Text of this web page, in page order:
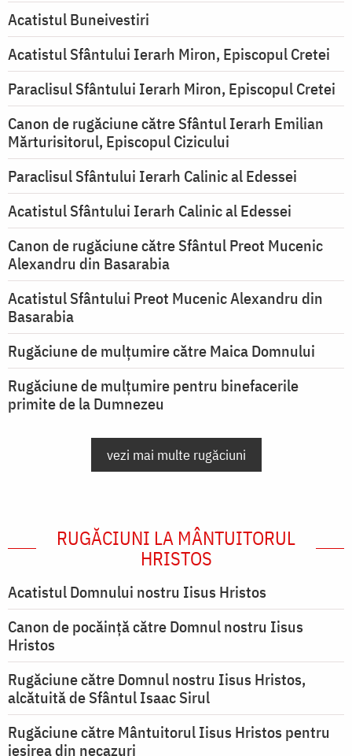
Acatistul Buneivestiri
Acatistul Sfântului Ierarh Miron, Episcopul Cretei
Paraclisul Sfântului Ierarh Miron, Episcopul Cretei
Canon de rugăciune către Sfântul Ierarh Emilian
Mărturisitorul, Episcopul Cizicului
Paraclisul Sfântului Ierarh Calinic al Edessei
Acatistul Sfântului Ierarh Calinic al Edessei
Canon de rugăciune către Sfântul Preot Mucenic
Alexandru din Basarabia
Acatistul Sfântului Preot Mucenic Alexandru din
Basarabia
Rugăciune de mulţumire către Maica Domnului
Rugăciune de mulțumire pentru binefacerile
primite de la Dumnezeu
vezi mai multe rugăciuni
RUGĂCIUNI LA MÂNTUITORUL
HRISTOS
Acatistul Domnului nostru Iisus Hristos
Canon de pocăință către Domnul nostru Iisus
Hristos
Rugăciune către Domnul nostru Iisus Hristos,
alcătuită de Sfântul Isaac Sirul
Rugăciune către Mântuitorul Iisus Hristos pentru
ieşirea din necazuri